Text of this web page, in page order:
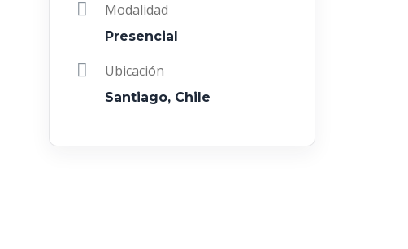
Modalidad
Presencial
Ubicación
Santiago, Chile